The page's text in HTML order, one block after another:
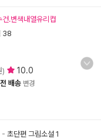
.변색내열유리컵
38
) 10.0
배송 변경
- 초단편 그림소설 1